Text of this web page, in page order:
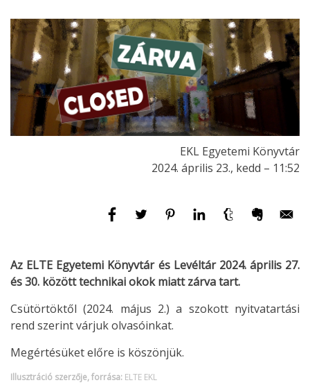
EKL Egyetemi Könyvtár
2024. április 23., kedd – 11:52
Az ELTE Egyetemi Könyvtár és Levéltár 2024. április 27.
és 30. között technikai okok miatt zárva tart.
Csütörtöktől (2024. május 2.) a szokott nyitvatartási
rend szerint várjuk olvasóinkat.
Megértésüket előre is köszönjük.
Illusztráció szerzője, forrása: ELTE EKL